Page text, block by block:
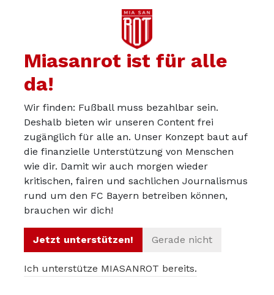
Art Lieblingsgegner des FC Bayern. In 16
Duellen hagelte es für den ehemaligen
Bayern-Stürmer 14 Niederlagen. Immerhin
konnte er die anderen beiden Spiele für
sich entscheiden.
Fünf Thesen zum Spiel
Die Bayern kassieren kein Tor.
Lewandowski beendet seine unfassbar
lange Durststrecke von einem Spiel und
Arjen Robben wird wieder an mindestens
einem Treffer direkt beteiligt sein.
Es fallen mehr als drei Tore.
Miasanrot ist für alle
da!
Wir finden: Fußball muss bezahlbar sein.
Deshalb bieten wir unseren Content frei
zugänglich für alle an. Unser Konzept baut auf
die finanzielle Unterstützung von Menschen
wie dir. Damit wir auch morgen wieder
kritischen, fairen und sachlichen Journalismus
rund um den FC Bayern betreiben können,
brauchen wir dich!
Jetzt unterstützen! Gerade nicht
Ich unterstütze MIASANROT bereits.